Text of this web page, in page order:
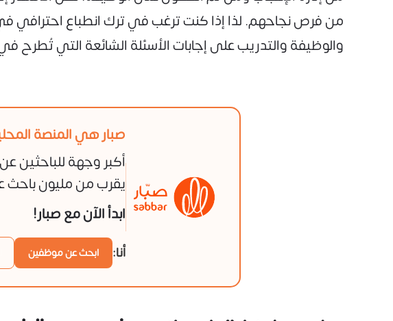
من فرص نجاحهم. لذا إذا كنت ترغب في ترك انطباع احترافي
والوظيفة والتدريب على إجابات الأسئلة الشائعة التي تُطرح
صبار هي المنصة
أكبر وجهة للباحثين
يقرب من مليون باحث
ابدأ الآن مع صبار!
أنا: ابحث عن موظفين